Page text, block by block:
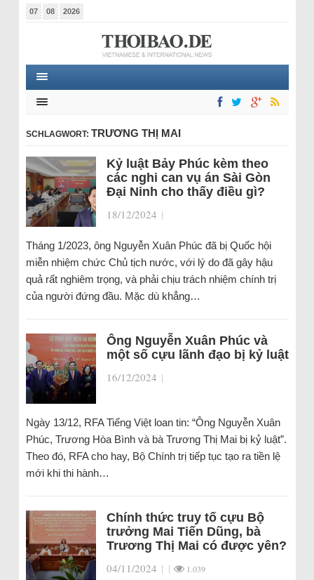
07 08 2026
SCHLAGWORT: TRƯƠNG THỊ MAI
Kỷ luật Bảy Phúc kèm theo
các nghi can vụ án Sài Gòn
Đại Ninh cho thấy điều gì?
18/12/2024 |
Tháng 1/2023, ông Nguyễn Xuân Phúc đã bị Quốc hội
miễn nhiệm chức Chủ tịch nước, với lý do đã gây hậu
quả rất nghiêm trọng, và phải chịu trách nhiệm chính trị
của người đứng đầu. Mặc dù khẳng…
Ông Nguyễn Xuân Phúc và
một số cựu lãnh đạo bị kỷ luật
16/12/2024 |
Ngày 13/12, RFA Tiếng Việt loan tin: “Ông Nguyễn Xuân
Phúc, Trương Hòa Bình và bà Trương Thị Mai bị kỷ luật”.
Theo đó, RFA cho hay, Bộ Chính trị tiếp tục tạo ra tiền lệ
mới khi thi hành…
Chính thức truy tố cựu Bộ
trưởng Mai Tiến Dũng, bà
Trương Thị Mai có được yên?
04/11/2024 | | 1.039